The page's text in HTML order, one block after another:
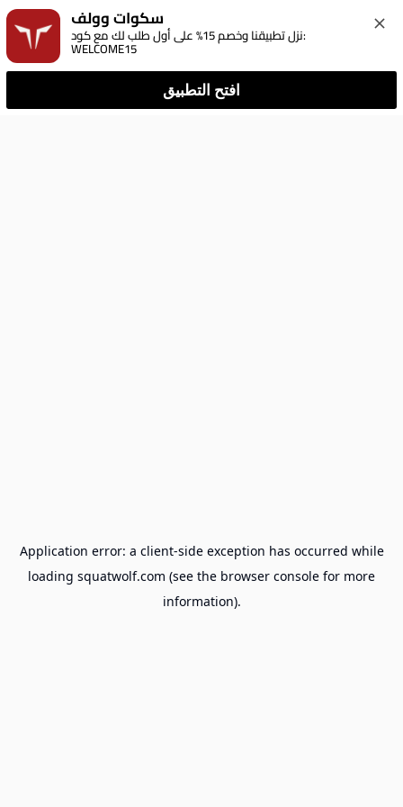
سكوات وولف
نزل تطبيقنا وخصم 15% على أول طلب لك مع كود:
WELCOME15
افتح التطبيق
Application error: a client-side exception has occurred while
loading squatwolf.com (see the browser console for more
information).